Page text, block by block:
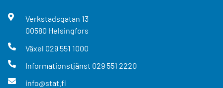
Verkstadsgatan 13
00580 Helsingfors
Växel 029 551 1000
Informationstjänst 029 551 2220
info@stat.fi